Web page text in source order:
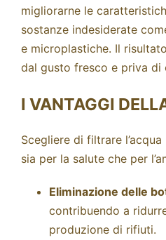
migliorarne le
sostanze indesiderate
e microplastiche. Il
dal gusto fresco e priva di
I VANTAGGI
Scegliere di filtrare
sia per la salute che per
Eliminazione delle
contribuendo a
produzione di rifiuti.